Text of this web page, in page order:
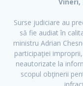
Surse judiciare au
să fie audiat în
ministru Adrian
participaţiei
neautorizate la
scopul obţinerii